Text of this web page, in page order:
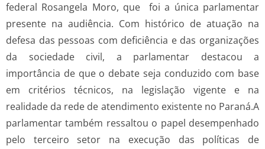
federal Rosangela Moro, que foi a única parlamentar
presente na audiência. Com histórico de atuação na
defesa das pessoas com deficiência e das organizações
da sociedade civil, a parlamentar destacou a
importância de que o debate seja conduzido com base
em critérios técnicos, na legislação vigente e na
realidade da rede de atendimento existente no Paraná.A
parlamentar também ressaltou o papel desempenhado
pelo terceiro setor na execução das políticas de